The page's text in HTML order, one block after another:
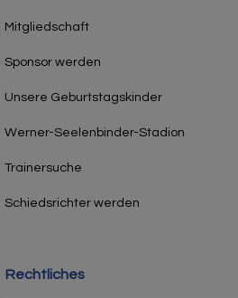
Mitgliedschaft
Sponsor werden
Unsere Geburtstagskinder
Werner-Seelenbinder-Stadion
Trainersuche
Schiedsrichter werden
Rechtliches